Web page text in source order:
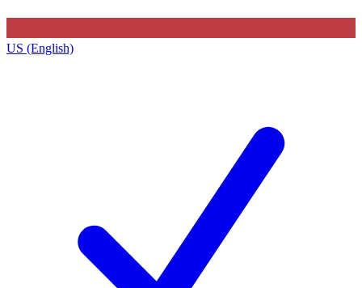
US (English)